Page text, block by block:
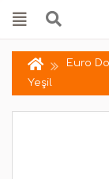
Euro
Yeşil